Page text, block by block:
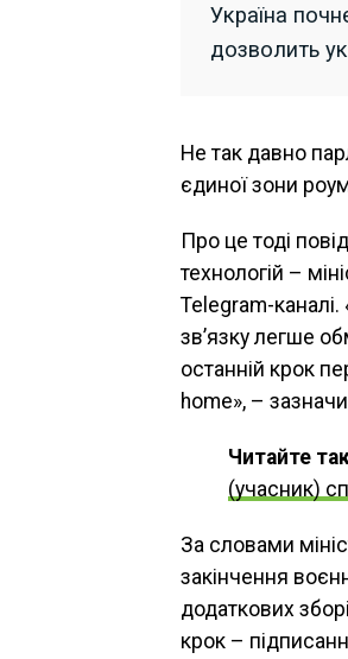
Україна
дозволить
Не так давно
єдиної зони
Про це тоді
технологій –
Telegram-
зв’язку легше
останній крок
home», –
Читайте
(учасник)
За словами
закінчення
додаткових
крок –